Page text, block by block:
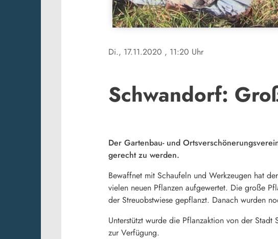
Di., 17.11.2020 , 11:20 Uhr
Schwandorf:
Der Gartenbau- und
gerecht zu werden.
Bewaffnet mit Schaufeln und Werkzeugen hat
vielen neuen Pflanzen aufgewertet. Die große
der Streuobstwiese gepflanzt. Danach wurden
Unterstützt wurde die Pflanzaktion von der
zur Verfügung.